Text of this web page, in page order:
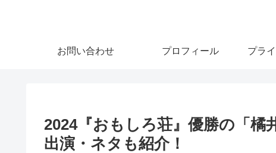
お問い合わせ プロフィール プラ
2024『おもしろ荘』優勝の「橘
出演・ネタも紹介！